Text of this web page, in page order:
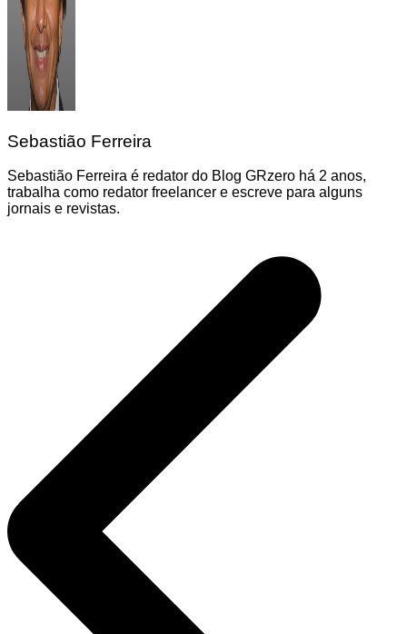
Sebastião Ferreira
Sebastião Ferreira é redator do Blog GRzero há 2 anos,
trabalha como redator freelancer e escreve para alguns
jornais e revistas.